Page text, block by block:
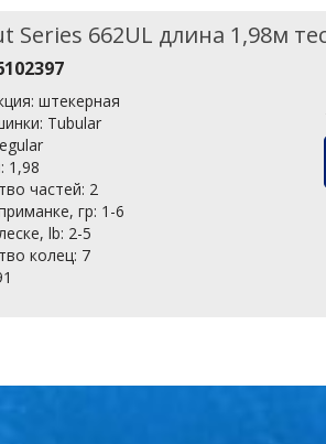
662UL длина 1,98м
штекерная
Tubular
1,98
частей: 2
гр: 1-6
lb: 2-5
колец: 7